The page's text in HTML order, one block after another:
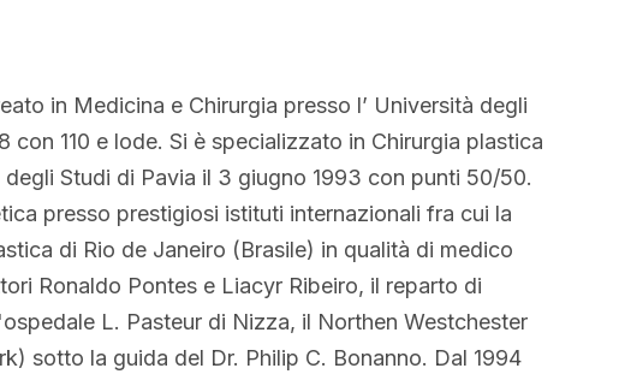
in Medicina e Chirurgia presso l’ Università degli
con 110 e lode. Si è specializzato in Chirurgia plastica
Studi di Pavia il 3 giugno 1993 con punti 50/50.
presso prestigiosi istituti internazionali fra cui la
di Rio de Janeiro (Brasile) in qualità di medico
Ronaldo Pontes e Liacyr Ribeiro, il reparto di
L. Pasteur di Nizza, il Northen Westchester
sotto la guida del Dr. Philip C. Bonanno. Dal 1994